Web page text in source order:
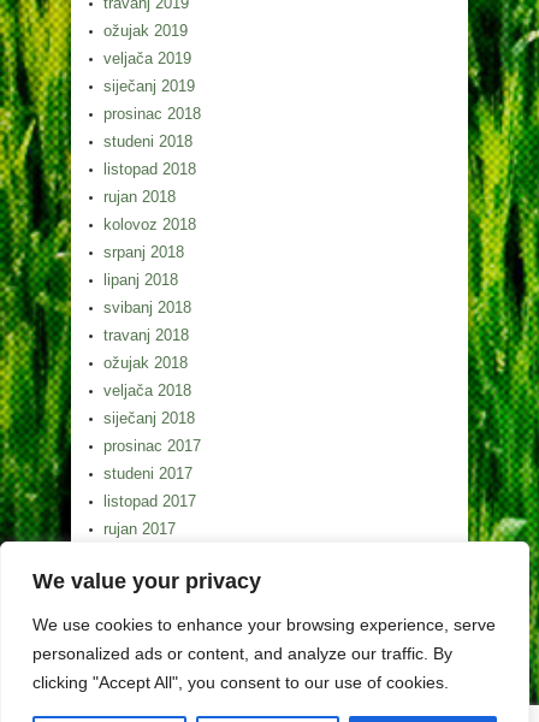
We value your privacy
We use cookies to enhance your browsing experience, serve
personalized ads or content, and analyze our traffic. By
clicking "Accept All", you consent to our use of cookies.
ožujak 2019
veljača 2019
siječanj 2019
prosinac 2018
studeni 2018
listopad 2018
rujan 2018
kolovoz 2018
srpanj 2018
lipanj 2018
svibanj 2018
travanj 2018
ožujak 2018
veljača 2018
siječanj 2018
prosinac 2017
studeni 2017
listopad 2017
rujan 2017
srpanj 2017